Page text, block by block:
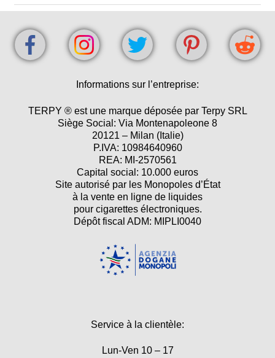
Informations sur l’entreprise:
TERPY ® est une marque déposée par Terpy SRL
Siège Social: Via Montenapoleone 8
20121 – Milan (Italie)
P.IVA: 10984640960
REA: MI-2570561
Capital social: 10.000 euros
Site autorisé par les Monopoles d’État
à la vente en ligne de liquides
pour cigarettes électroniques.
Dépôt fiscal ADM: MIPLI0040
Service à la clientèle:
Lun-Ven 10 – 17